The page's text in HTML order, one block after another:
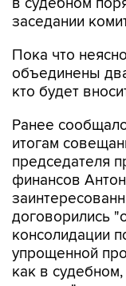
заседании
Пока что
объединены
кто будет
Ранее
итогам
председателя
финансов
договорились
консолидации
упрощенной
как в